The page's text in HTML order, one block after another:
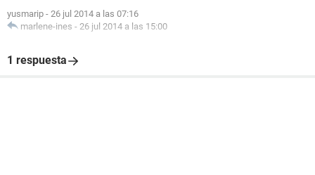
yusmarip - 26 jul 2014 a las 07:16
marlene-ines - 26 jul 2014 a las 15:00
1 respuesta